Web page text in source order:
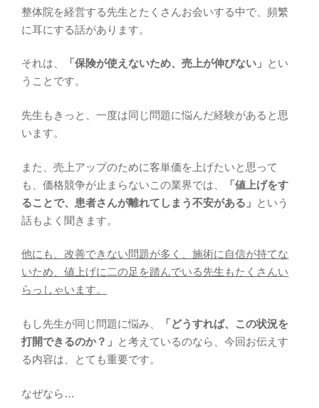
整体院を経営する先生とたくさんお会いする中で、頻繁
に耳にする話があります。
それは、 「保険が使えないため、売上が伸びない」 とい
うことです。
先生もきっと、一度は同じ問題に悩んだ経験があると思
います。
また、売上アップのために客単価を上げたいと思って
も、価格競争が止まらないこの業界では、
「値上げをす
ることで、患者さんが離れてしまう不安がある」 という
話もよく聞きます。
他にも、改善できない問題が多く、施術に自信が持てな
いため、値上げに二の足を踏んでいる先生もたくさんい
らっしゃいます。
もし先生が同じ問題に悩み、
「どうすれば、この状況を
打開できるのか？」 と考えているのなら、今回お伝えす
る内容は、とても重要です。
なぜなら…